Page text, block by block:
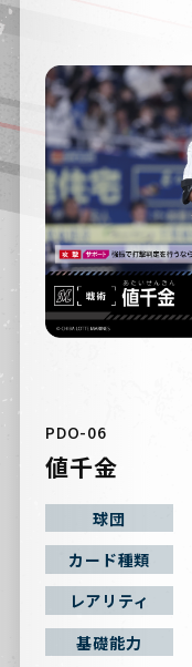
PDO-06
値千金
球団
カード種類
レアリティ
基礎能力